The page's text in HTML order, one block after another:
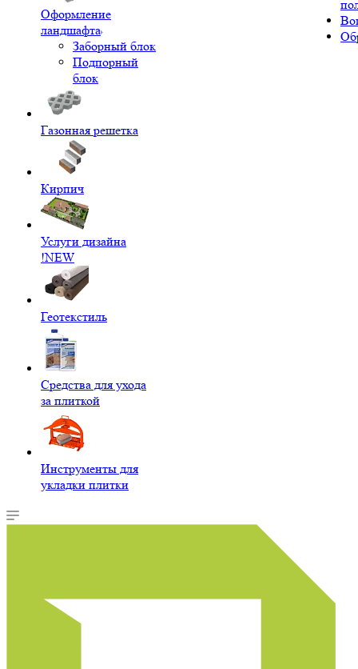
Оформление
ландшафта
Заборный блок
Подпорный
блок
Газонная решетка
Кирпич
Услуги дизайна
!NEW
Геотекстиль
Средства для ухода
за плиткой
Инструменты для
укладки плитки